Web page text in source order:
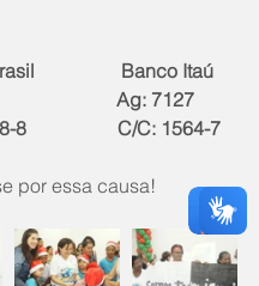
Banco Itaú
Ag: 7127
8                   C/C: 1564-7
por essa causa!